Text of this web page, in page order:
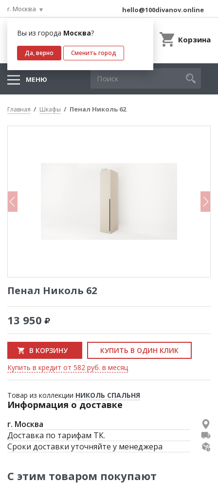
г. Москва
Вы из города Москва?
Да, верно Сменить город
hello@100divanov.online
Корзина
МЕНЮ
Главная Шкафы Пенал Николь 62
Пенал Николь 62
13 950
В КОРЗИНУ
КУПИТЬ В ОДИН КЛИК
Купить в кредит от 582 руб. в месяц
Товар из коллекции НИКОЛЬ СПАЛЬНЯ
Информация о доставке
г. Москва
Доставка по тарифам ТК.
Сроки доставки уточняйте у менеджера
С этим товаром покупают